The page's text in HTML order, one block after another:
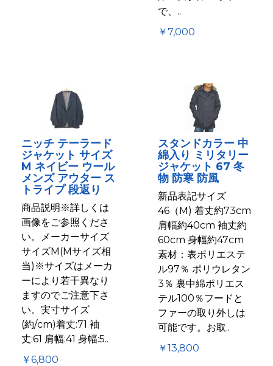
で、..
￥7,000
ニッチ テーラード
ジャケット サイズ
M ネイビー ウール
メンズ アウター ス
トライプ 段返り
商品説明※詳しくは
画像をご参照くださ
い。メーカーサイズ
サイズM(Mサイズ相
当)※サイズはメーカ
ーにより若干異なり
ますのでご注意下さ
い。実寸サイズ
(約/cm)着丈:71 袖
丈:61 肩幅:41 身幅:5..
￥6,800
スタンドカラー 中
綿入り ミリタリー
ジャケット 67 冬
物 防寒 防風
新品表記サイズ
46（M) 着丈約73cm
肩幅約40cm 袖丈約
60cm 身幅約47cm
素材：表ポリエステ
ル97％ ポリウレタン
3％ 裏中綿ポリエス
テル100％フードと
ファーの取り外しは
可能です。お取..
￥13,800